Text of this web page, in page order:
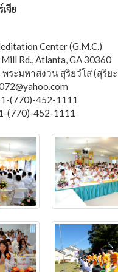
จีย
Center (G.M.C.)
Rd., Atlanta, GA 30360
พระมหาสงวน สุริยวํโส (สุริย
(770)-452-1111
(770)-452-1111